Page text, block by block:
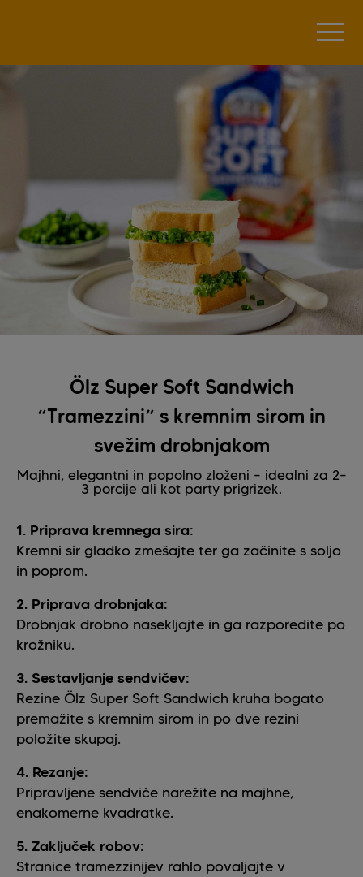
Ölz Super Soft Sandwich
“Tramezzini” s kremnim sirom in
svežim drobnjakom
Majhni, elegantni in popolno zloženi – idealni za 2–
3 porcije ali kot party prigrizek.
1. Priprava kremnega sira:
Kremni sir gladko zmešajte ter ga začinite s soljo
in poprom.
2. Priprava drobnjaka:
Drobnjak drobno nasekljajte in ga razporedite po
krožniku.
3. Sestavljanje sendvičev:
Rezine Ölz Super Soft Sandwich kruha bogato
premažite s kremnim sirom in po dve rezini
položite skupaj.
4. Rezanje:
Pripravljene sendviče narežite na majhne,
enakomerne kvadratke.
5. Zaključek robov:
Stranice tramezzinijev rahlo povaljajte v